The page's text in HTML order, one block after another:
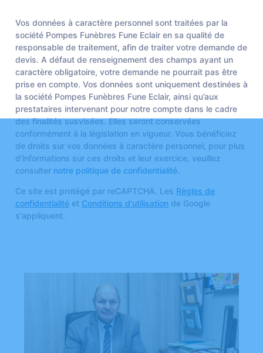
Vos données à caractère personnel sont traitées par la
société Pompes Funèbres Fune Eclair en sa qualité de
responsable de traitement, afin de traiter votre demande de
devis. A défaut de renseignement des champs ayant un
caractère obligatoire, votre demande ne pourrait pas être
prise en compte. Vos données sont uniquement destinées à
la société Pompes Funèbres Fune Eclair, ainsi qu’aux
prestataires intervenant pour notre compte dans le cadre
des finalités susvisées. Elles seront conservées
conformément à la législation en vigueur. Vous bénéficiez
de droits sur vos données à caractère personnel, pour plus
d’informations sur ces droits et leur exercice, veuillez
consulter notre politique de confidentialité.
Ce site est protégé par reCAPTCHA. Les Règles de
confidentialité et Conditions d'utilisation de Google
s'appliquent.